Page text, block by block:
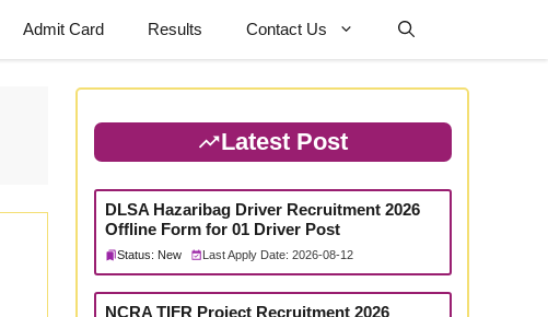
Admit Card Results Contact Us
Latest Post
DLSA Hazaribag Driver Recruitment 2026
Offline Form for 01 Driver Post
Status: New Last Apply Date: 2026-08-12
NCRA TIFR Project Recruitment 2026